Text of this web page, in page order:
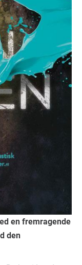
en fremragende
den